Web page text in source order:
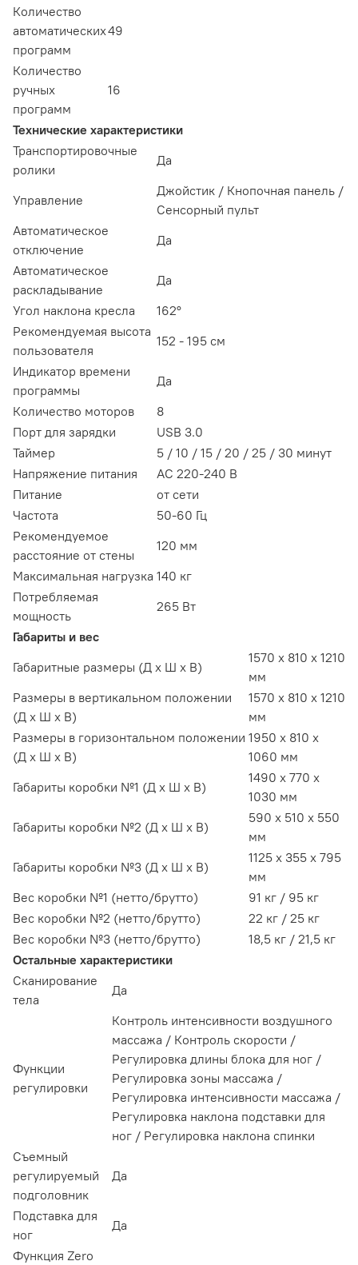
Количество
автоматических
программ
49
Количество
ручных
программ
16
Технические характеристики
Транспортировочные
ролики
Да
Управление
Джойстик / Кнопочная панель /
Сенсорный пульт
Автоматическое
отключение
Да
Автоматическое
раскладывание
Да
Угол наклона кресла
162°
Рекомендуемая высота
пользователя
152 - 195 см
Индикатор времени
программы
Да
Количество моторов
8
Порт для зарядки
USB 3.0
Таймер
5 / 10 / 15 / 20 / 25 / 30 минут
Напряжение питания
АС 220-240 В
Питание
от сети
Частота
50-60 Гц
Рекомендуемое
расстояние от стены
120 мм
Максимальная нагрузка 140 кг
Потребляемая
мощность
265 Вт
Габариты и вес
Габаритные размеры (Д х Ш х В)
1570 х 810 х 1210
мм
Размеры в вертикальном положении
(Д х Ш х В)
1570 х 810 х 1210
мм
Размеры в горизонтальном положении
(Д х Ш х В)
1950 х 810 х
1060 мм
Габариты коробки №1 (Д х Ш х В)
1490 х 770 х
1030 мм
Габариты коробки №2 (Д х Ш х В)
590 x 510 x 550
мм
Габариты коробки №3 (Д х Ш х В)
1125 x 355 x 795
мм
Вес коробки №1 (нетто/брутто)
91 кг / 95 кг
Вес коробки №2 (нетто/брутто)
22 кг / 25 кг
Вес коробки №3 (нетто/брутто)
18,5 кг / 21,5 кг
Остальные характеристики
Сканирование
тела
Да
Функции
регулировки
Контроль интенсивности воздушного
массажа / Контроль скорости /
Регулировка длины блока для ног /
Регулировка зоны массажа /
Регулировка интенсивности массажа /
Регулировка наклона подставки для
ног / Регулировка наклона спинки
Съемный
регулируемый
подголовник
Да
Подставка для
ног
Да
Функция Zero